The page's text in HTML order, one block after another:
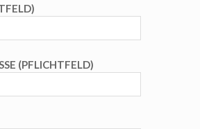
(PFLICHTFELD)